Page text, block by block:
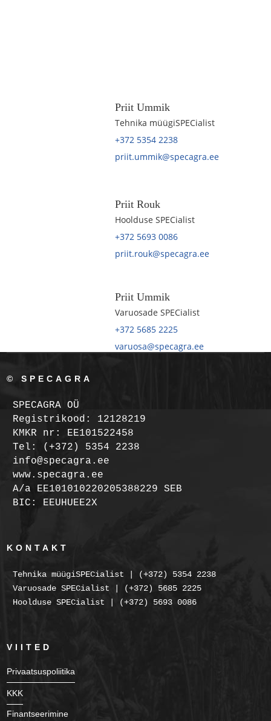
Priit Ummik
Tehnika müügiSPECialist
+372 5354 2238
priit.ummik@specagra.ee
Priit Rouk
Hoolduse SPECialist
+372 5693 0086
priit.rouk@specagra.ee
Priit Ummik
Varuosade SPECialist
+372 5685 2225
varuosa@specagra.ee
© SPECAGRA
SPECAGRA OÜ
Registrikood: 12128219
KMKR nr: EE101522458
Tel: (+372) 5354 2238
info@specagra.ee
www.specagra.ee
A/a EE101010220205388229 SEB
BIC: EEUHUEE2X
KONTAKT
Tehnika müügiSPECialist | (+372) 5354 2238
Varuosade SPECialist | (+372) 5685 2225
Hoolduse SPECialist | (+372) 5693 0086
VIITED
Privaatsuspoliitika
KKK
Finantseerimine